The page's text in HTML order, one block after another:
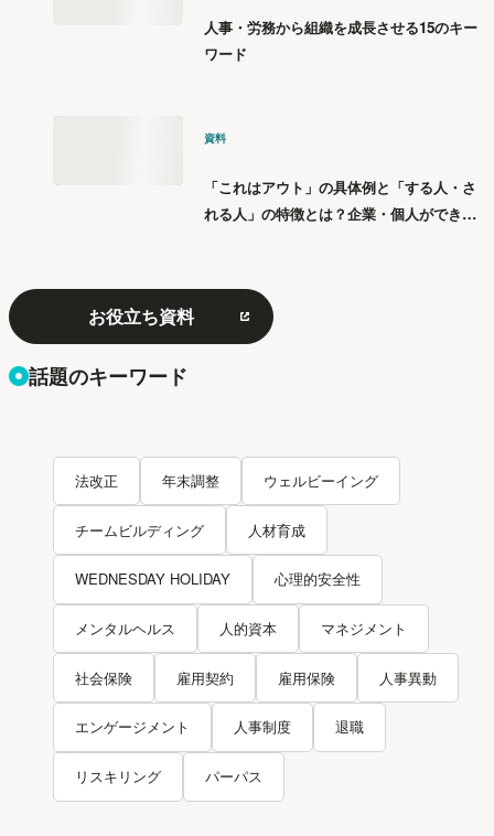
人事・労務から組織を成長させる15のキー
ワード
資料
「これはアウト」の具体例と「する人・さ
れる人」の特徴とは？企業・個人ができる
お役立ち資料
話題のキーワード
法改正 年末調整 ウェルビーイング
チームビルディング 人材育成
WEDNESDAY HOLIDAY 心理的安全性
メンタルヘルス 人的資本 マネジメント
社会保険 雇用契約 雇用保険 人事異動
エンゲージメント 人事制度 退職
リスキリング パーパス